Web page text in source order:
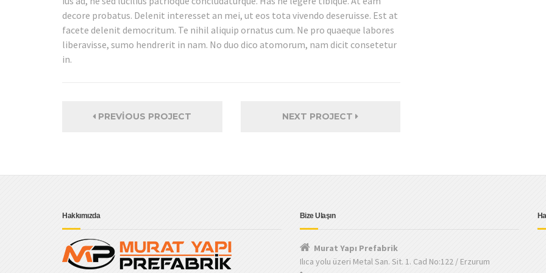
decore probatus. Delenit interesset an mei, ut eos tota vivendo deseruisse. Est at
facete delenit democritum. Te nihil aliquip ornatus cum. Ne pro quaeque labores
liberavisse, sumo hendrerit in nam. No duo dico atomorum, nam dicit consetetur
in.
PREVIOUS PROJECT NEXT PROJECT
Hakkımızda Bize Ulaşın
Murat Yapı Prefabrik
Ilıca yolu üzeri Metal San. Sit. 1. Cad No:122 / Erzurum